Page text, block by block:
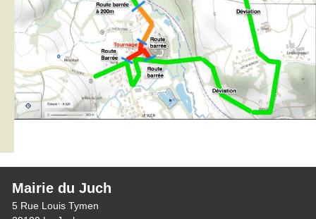
Mairie du Juch
5 Rue Louis Tymen